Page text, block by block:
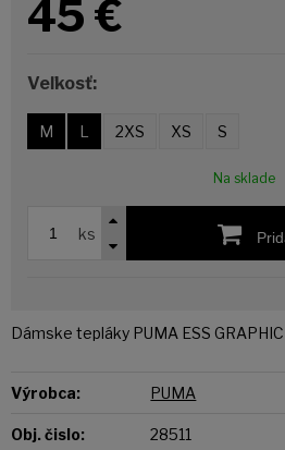
45 €
Veľkosť:
M L 2XS XS S
Na sklade
ks
Dámske tepláky PUMA ESS
Výrobca: PUMA
Obj. čislo: 28511